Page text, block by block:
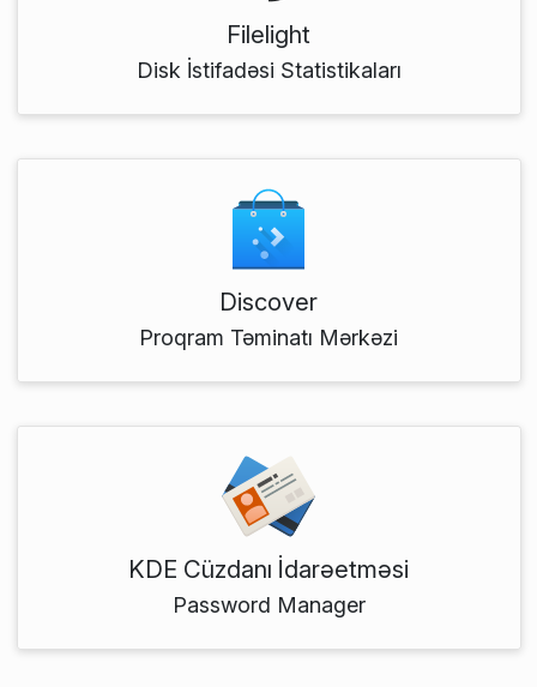
Filelight
Disk İstifadəsi Statistikaları
Discover
Proqram Təminatı Mərkəzi
KDE Cüzdanı İdarəetməsi
Password Manager